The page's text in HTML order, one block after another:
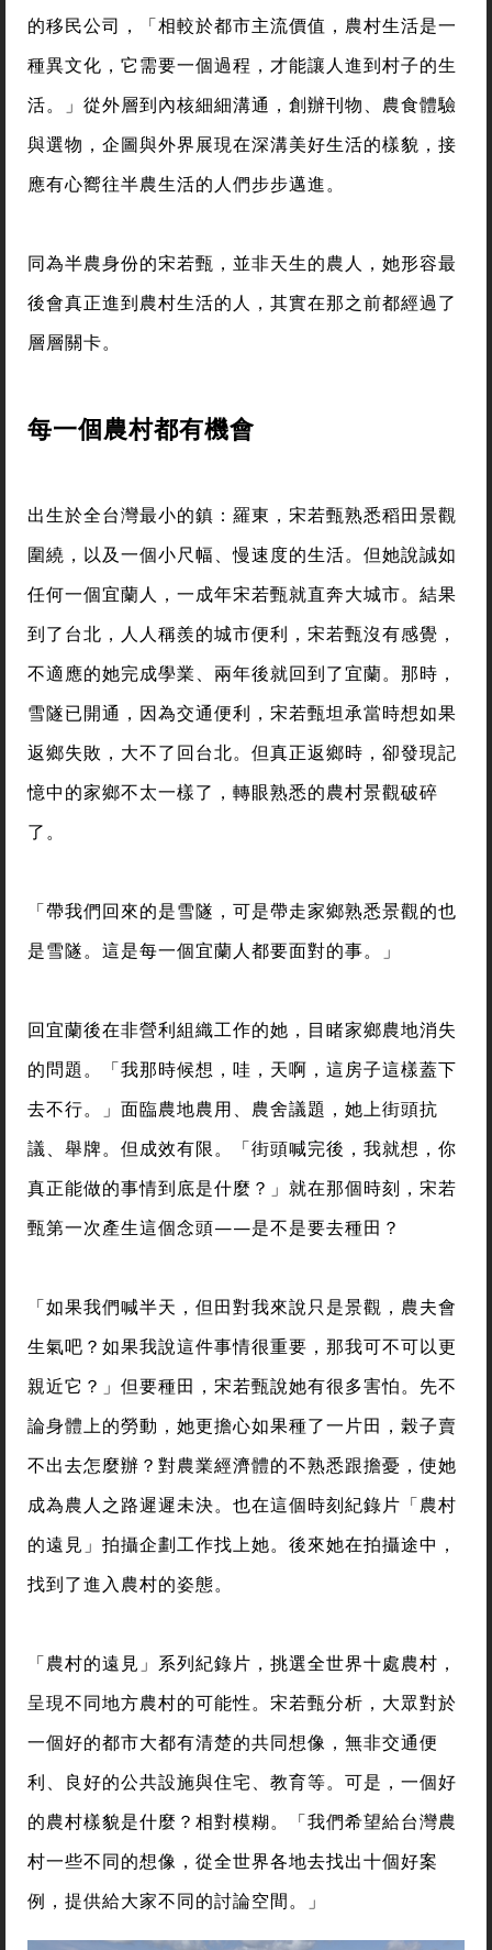
的移民公司，「相較於都市主流價值，農村生活是一
種異文化，它需要一個過程，才能讓人進到村子的生
活。」從外層到內核細細溝通，創辦刊物、農食體驗
與選物，企圖與外界展現在深溝美好生活的樣貌，接
應有心嚮往半農生活的人們步步邁進。
同為半農身份的宋若甄，並非天生的農人，她形容最
後會真正進到農村生活的人，其實在那之前都經過了
層層關卡。
每一個農村都有機會
出生於全台灣最小的鎮：羅東，宋若甄熟悉稻田景觀
圍繞，以及一個小尺幅、慢速度的生活。但她說誠如
任何一個宜蘭人，一成年宋若甄就直奔大城市。結果
到了台北，人人稱羨的城市便利，宋若甄沒有感覺，
不適應的她完成學業、兩年後就回到了宜蘭。那時，
雪隧已開通，因為交通便利，宋若甄坦承當時想如果
返鄉失敗，大不了回台北。但真正返鄉時，卻發現記
憶中的家鄉不太一樣了，轉眼熟悉的農村景觀破碎
了。
「帶我們回來的是雪隧，可是帶走家鄉熟悉景觀的也
是雪隧。這是每一個宜蘭人都要面對的事。」
回宜蘭後在非營利組織工作的她，目睹家鄉農地消失
的問題。「我那時候想，哇，天啊，這房子這樣蓋下
去不行。」面臨農地農用、農舍議題，她上街頭抗
議、舉牌。但成效有限。「街頭喊完後，我就想，你
真正能做的事情到底是什麼？」就在那個時刻，宋若
甄第一次產生這個念頭——是不是要去種田？
「如果我們喊半天，但田對我來說只是景觀，農夫會
生氣吧？如果我說這件事情很重要，那我可不可以更
親近它？」但要種田，宋若甄說她有很多害怕。先不
論身體上的勞動，她更擔心如果種了一片田，榖子賣
不出去怎麼辦？對農業經濟體的不熟悉跟擔憂，使她
成為農人之路遲遲未決。也在這個時刻紀錄片「農村
的遠見」拍攝企劃工作找上她。後來她在拍攝途中，
找到了進入農村的姿態。
「農村的遠見」系列紀錄片，挑選全世界十處農村，
呈現不同地方農村的可能性。宋若甄分析，大眾對於
一個好的都市大都有清楚的共同想像，無非交通便
利、良好的公共設施與住宅、教育等。可是，一個好
的農村樣貌是什麼？相對模糊。「我們希望給台灣農
村一些不同的想像，從全世界各地去找出十個好案
例，提供給大家不同的討論空間。」